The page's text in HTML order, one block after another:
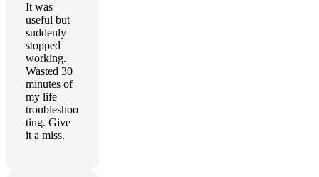
It was
useful but
suddenly
stopped
working.
Wasted 30
minutes of
my life
troubleshoo
ting. Give
it a miss.